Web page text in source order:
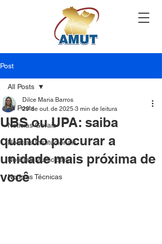
Post
All Posts
Notícias Gerais
Notícias Institucionais
Notícias Municipais
Notícias Técnicas
All Posts
UBS ou UPA: saiba
quando procurar a
unidade mais próxima de
você
Dilce Maria Barros
29 de out. de 2025 3 min de leitura